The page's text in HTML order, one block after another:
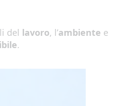
del lavoro, l’ambiente e
.